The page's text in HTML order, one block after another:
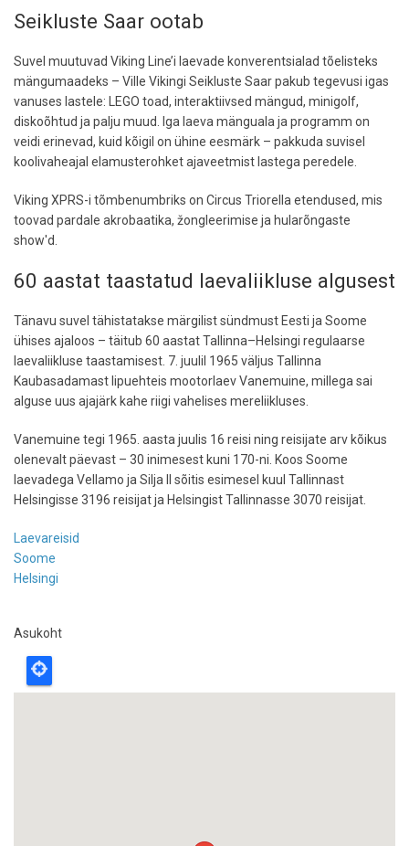
Seikluste Saar ootab
Suvel muutuvad Viking Line’i laevade konverentsialad tõelisteks
mängumaadeks – Ville Vikingi Seikluste Saar pakub tegevusi igas
vanuses lastele: LEGO toad, interaktiivsed mängud, minigolf,
diskoõhtud ja palju muud. Iga laeva mänguala ja programm on
veidi erinevad, kuid kõigil on ühine eesmärk – pakkuda suvisel
koolivaheajal elamusterohket ajaveetmist lastega peredele.
Viking XPRS-i tõmbenumbriks on Circus Triorella etendused, mis
toovad pardale akrobaatika, žongleerimise ja hularõngaste
show'd.
60 aastat taastatud laevaliikluse algusest
Tänavu suvel tähistatakse märgilist sündmust Eesti ja Soome
ühises ajaloos – täitub 60 aastat Tallinna–Helsingi regulaarse
laevaliikluse taastamisest. 7. juulil 1965 väljus Tallinna
Kaubasadamast lipuehteis mootorlaev Vanemuine, millega sai
alguse uus ajajärk kahe riigi vahelises mereliikluses.
Vanemuine tegi 1965. aasta juulis 16 reisi ning reisijate arv kõikus
olenevalt päevast – 30 inimesest kuni 170-ni. Koos Soome
laevadega Vellamo ja Silja II sõitis esimesel kuul Tallinnast
Helsingisse 3196 reisijat ja Helsingist Tallinnasse 3070 reisijat.
Laevareisid
Soome
Helsingi
Asukoht